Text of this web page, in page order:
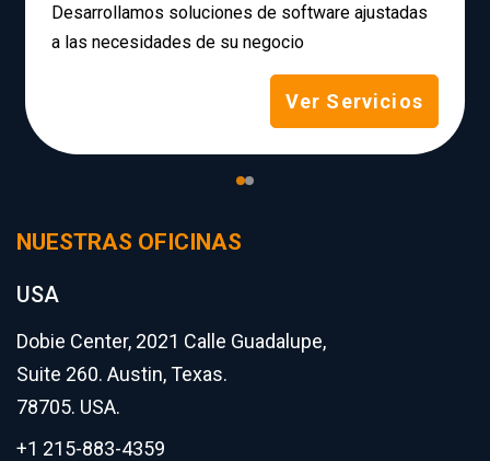
Desarrollamos soluciones de software ajustadas
a las necesidades de su negocio
Ver Servicios
NUESTRAS OFICINAS
USA
Dobie Center, 2021 Calle Guadalupe,
Suite 260. Austin, Texas.
78705. USA.
+1 215-883-4359